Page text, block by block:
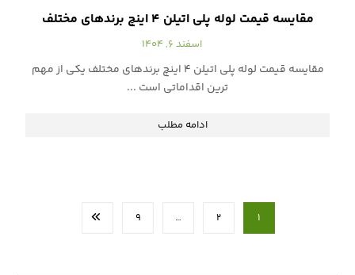
مقایسه قیمت لوله پلی اتیلن ۴ اینچ برندهای مختلف
اسفند ۶, ۱۴۰۴
مقایسه قیمت لوله پلی اتیلن ۴ اینچ برندهای مختلف یکی از مهم
ترین اقداماتی است ...
ادامه مطلب
۱ ۲ … ۹